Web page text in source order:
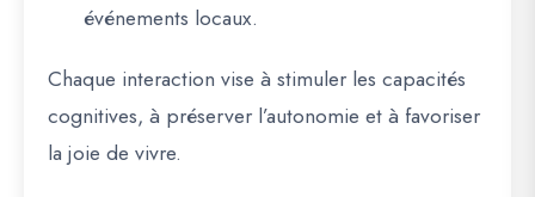
événements locaux.
Chaque interaction vise à stimuler les capacités
cognitives, à préserver l’autonomie et à favoriser
la joie de vivre.